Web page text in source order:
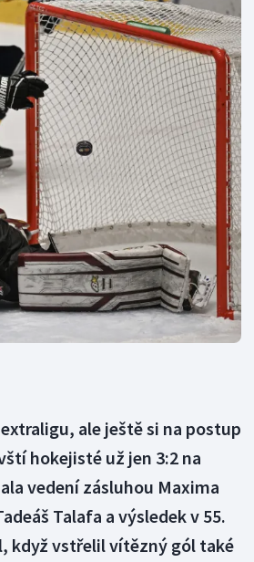
pětiboj
hry
Triatlon
Veslování
Vodní slalom
Volejbal
Ostatní
ale ještě si na postup
hokejisté už jen 3:2 na
vedení zásluhou Maxima
Talafa a výsledek v 55.
když vstřelil vítězný gól také